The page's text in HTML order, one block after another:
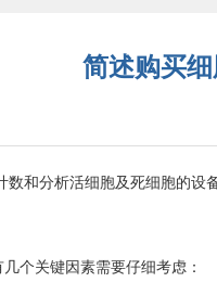
简述购买
分析活细胞及死细胞的设
几个关键因素需要仔细考虑：